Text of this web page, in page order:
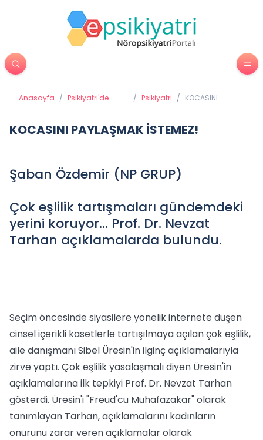
Anasayfa / Psikiyatri'de
/ Psikiyatri / KOCASINI
KOCASINI PAYLAŞMAK İSTEMEZ!
Şaban Özdemir (NP GRUP)
Çok eşlilik tartışmaları gündemdeki
yerini koruyor… Prof. Dr. Nevzat
Tarhan açıklamalarda bulundu.
Seçim öncesinde siyasilere yönelik internete düşen
cinsel içerikli kasetlerle tartışılmaya açılan çok eşlilik,
aile danışmanı Sibel Üresin'in ilginç açıklamalarıyla
zirve yaptı. Çok eşlilik yasalaşmalı diyen Üresin'in
açıklamalarına ilk tepkiyi Prof. Dr. Nevzat Tarhan
gösterdi. Üresin'i "Freud'cu Muhafazakar" olarak
tanımlayan Tarhan, açıklamalarını kadınların
onurunu zarar veren açıklamalar olarak